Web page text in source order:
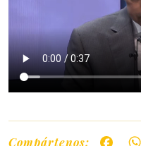
Compártenos: